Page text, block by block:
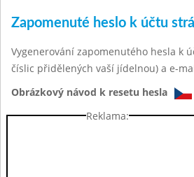
Zapomenuté heslo k účtu
Vygenerování zapomenutého hesla k
číslic přidělených vaší jídelnou) a e-
Obrázkový návod k resetu hesla
Reklama: